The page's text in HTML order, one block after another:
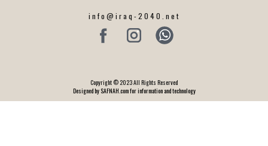
info@iraq-2040.net
Copyright © 2023 All Rights Reserved
Designed by SAFNAH.com for information and technology